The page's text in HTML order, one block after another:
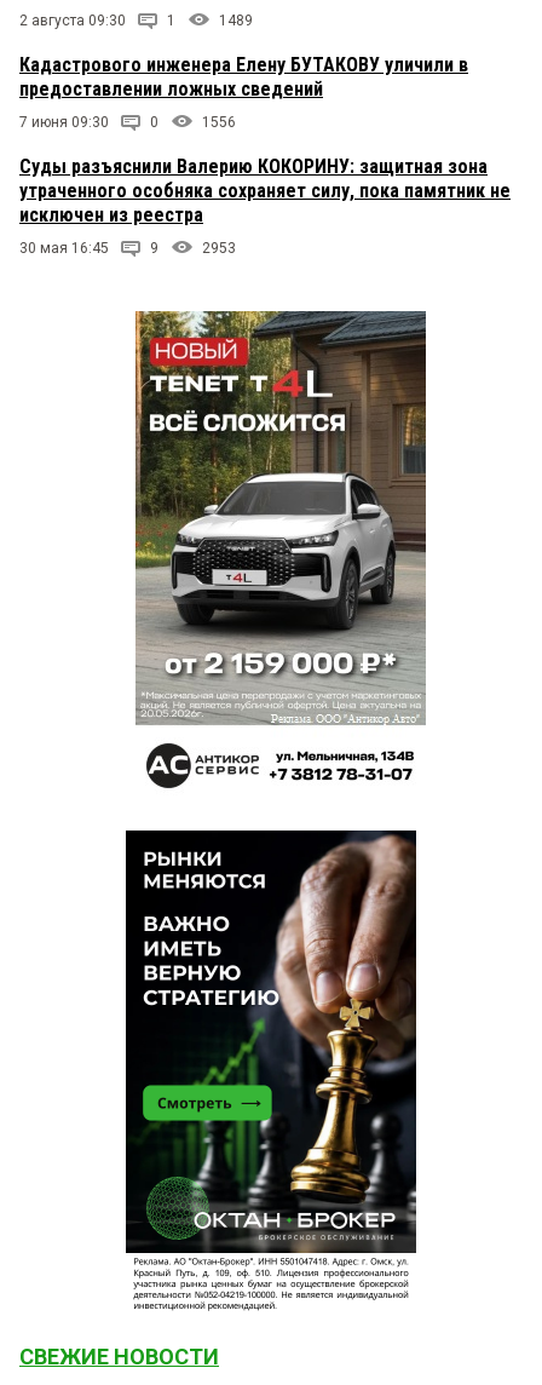
2 августа 09:30 1 1489
Кадастрового инженера Елену БУТАКОВУ уличили в
предоставлении ложных сведений
7 июня 09:30 0 1556
Суды разъяснили Валерию КОКОРИНУ: защитная зона
утраченного особняка сохраняет силу, пока памятник не
исключен из реестра
30 мая 16:45 9 2953
СВЕЖИЕ НОВОСТИ